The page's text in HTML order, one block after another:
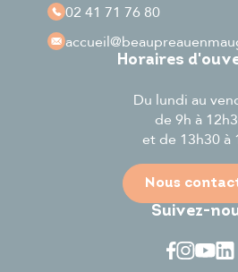
02 41 71 76 80
accueil
Horaires
Du lundi au
de 9h à
et de 13h30 à
Nous
Suivez-